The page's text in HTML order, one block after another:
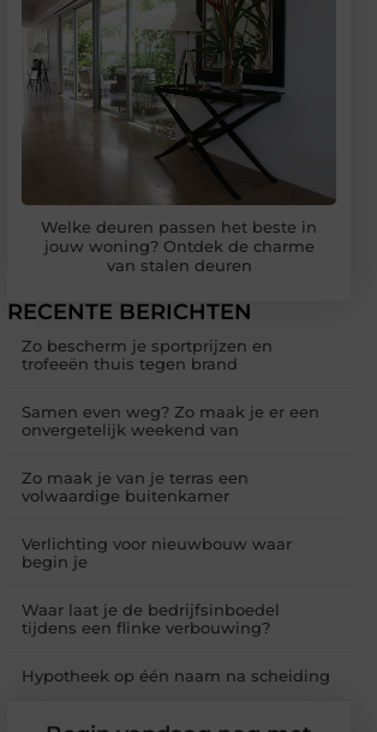
Welke deuren passen het beste in
jouw woning? Ontdek de charme
van stalen deuren
RECENTE BERICHTEN
Zo bescherm je sportprijzen en
trofeeën thuis tegen brand
Samen even weg? Zo maak je er een
onvergetelijk weekend van
Zo maak je van je terras een
volwaardige buitenkamer
Verlichting voor nieuwbouw waar
begin je
Waar laat je de bedrijfsinboedel
tijdens een flinke verbouwing?
Hypotheek op één naam na scheiding